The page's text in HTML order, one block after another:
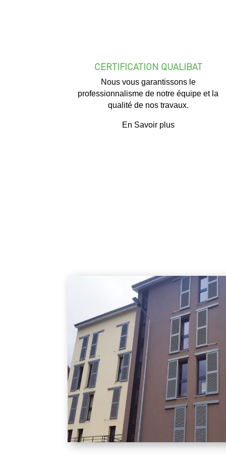
CERTIFICATION QUALIBAT
Nous vous garantissons le
professionnalisme de notre équipe et la
qualité de nos travaux.
En Savoir plus